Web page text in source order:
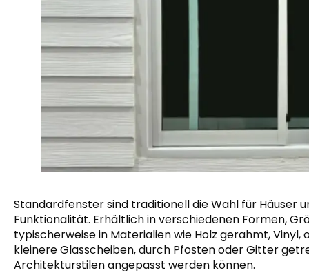
Standardfenster sind traditionell die Wahl für Häuser
Funktionalität. Erhältlich in verschiedenen Formen,
typischerweise in Materialien wie Holz gerahmt,
kleinere Glasscheiben, durch Pfosten oder Gitter
Architekturstilen angepasst werden können.